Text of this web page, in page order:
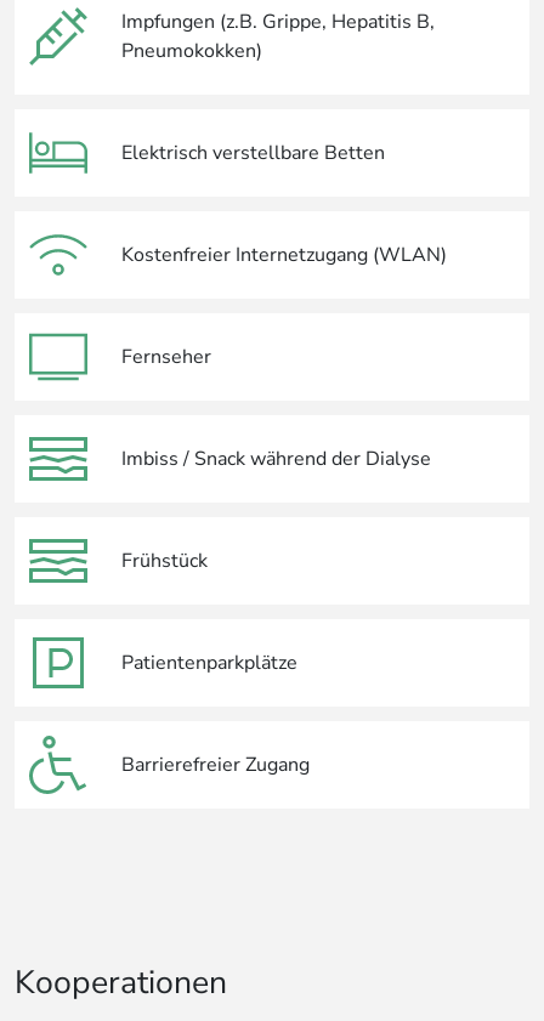
Impfungen (z.B. Grippe, Hepatitis B,
Pneumokokken)
Elektrisch verstellbare Betten
Kostenfreier Internetzugang (WLAN)
Fernseher
Imbiss / Snack während der Dialyse
Frühstück
Patientenparkplätze
Barrierefreier Zugang
Kooperationen